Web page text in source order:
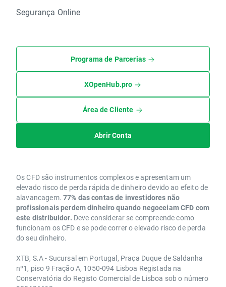
Segurança Online
Programa de Parcerias
XOpenHub.pro
Área de Cliente
Abrir Conta
Os CFD são instrumentos complexos e apresentam um
elevado risco de perda rápida de dinheiro devido ao efeito de
alavancagem. 77% das contas de investidores não
profissionais perdem dinheiro quando negoceiam CFD com
este distribuidor. Deve considerar se compreende como
funcionam os CFD e se pode correr o elevado risco de perda
do seu dinheiro.
XTB, S.A - Sucursal em Portugal, Praça Duque de Saldanha
nº1, piso 9 Fração A, 1050-094 Lisboa Registada na
Conservatória do Registo Comercial de Lisboa sob o número